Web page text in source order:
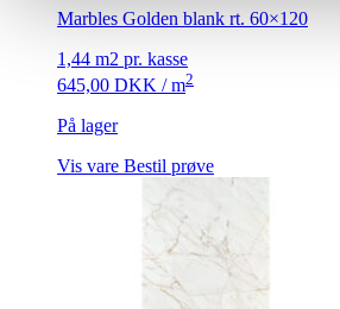
Marbles Golden blank rt. 60×120
1,44 m2 pr. kasse
645,00 DKK / m2
På lager
Vis vare Bestil prøve